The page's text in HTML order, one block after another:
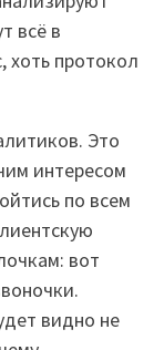
всё в
хоть протокол
Это
интересом
по всем
вот
видно не